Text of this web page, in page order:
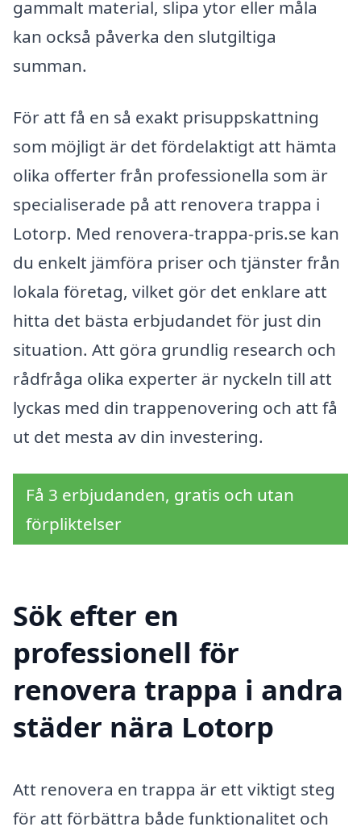
gammalt material, slipa ytor eller måla
kan också påverka den slutgiltiga
summan.
För att få en så exakt prisuppskattning
som möjligt är det fördelaktigt att hämta
olika offerter från professionella som är
specialiserade på att renovera trappa i
Lotorp. Med renovera-trappa-pris.se kan
du enkelt jämföra priser och tjänster från
lokala företag, vilket gör det enklare att
hitta det bästa erbjudandet för just din
situation. Att göra grundlig research och
rådfråga olika experter är nyckeln till att
lyckas med din trappenovering och att få
ut det mesta av din investering.
Få 3 erbjudanden, gratis och utan
förpliktelser
Sök efter en
professionell för
renovera trappa i andra
städer nära Lotorp
Att renovera en trappa är ett viktigt steg
för att förbättra både funktionalitet och